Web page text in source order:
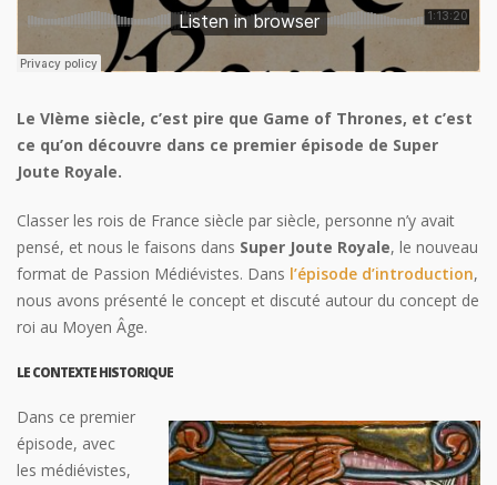
Le VIème siècle, c’est pire que Game of Thrones, et c’est
ce qu’on découvre dans ce premier épisode de Super
Joute Royale.
Classer les rois de France siècle par siècle, personne n’y avait
pensé, et nous le faisons dans Super Joute Royale, le nouveau
format de Passion Médiévistes. Dans l’épisode d’introduction,
nous avons présenté le concept et discuté autour du concept de
roi au Moyen Âge.
LE CONTEXTE HISTORIQUE
Dans ce premier
épisode, avec
les médiévistes,